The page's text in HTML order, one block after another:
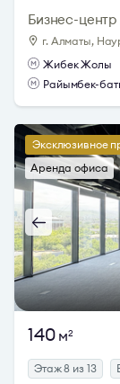
Бизнес-
г. Алматы,
Жибек Жолы
Райымбек-
Эксклюзивное
Аренда офиса
140м2
Этаж 8 из 13